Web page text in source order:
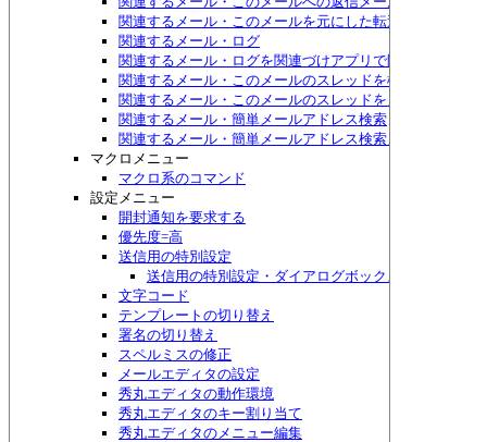
関連するメール・このメールを元にした転送メール
関連するメール・ログ
関連するメール・ログを関連づけアプリで開く
関連するメール・このメールのスレッドを検索
関連するメール・このメールのスレッドをメニュー表示
関連するメール・簡単メールアドレス検索
関連するメール・簡単メールアドレス検索メニュー表示
マクロメニュー
マクロ系のコマンド
設定メニュー
開封通知を要求する
優先度=高
送信用の特別設定
送信用の特別設定・ダイアログボックス
文字コード
テンプレートの切り替え
署名の切り替え
スペルミスの修正
メールエディタの設定
秀丸エディタの動作環境
秀丸エディタのキー割り当て
秀丸エディタのメニュー編集